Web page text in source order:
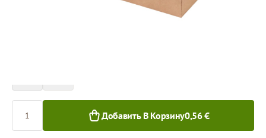
Добавить В Корзину0,56 €